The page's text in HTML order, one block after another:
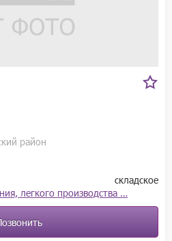
район
складское
легкого производства …